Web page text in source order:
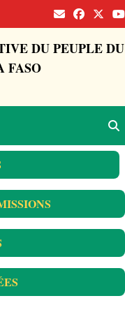
DU PEUPLE DU
FASO